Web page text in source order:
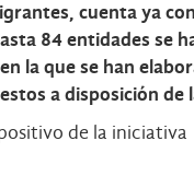
cuenta ya
84 entidades se
la que se han
a disposición de
de la iniciativa